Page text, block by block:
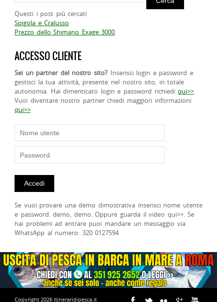
Questi i post più cercati
Spigola e Cralusso
Prezzo dello Shimano Exage 3000
ACCESSO CLIENTE
Sei un partner del nostro sito? Inserisci login e password e
gestisci la tua attività, presente nel nostro sito, in totale
autonomia. Hai dimenticato login e password richiediqui>>.
Vuoi diventare nostro partner chiedi maggiori informazioni
qui>>
Se vuoi provare una demo dimostrativa inserisci nome utente
e password: demo, demo. Oppure guarda il video qui>>. Se
hai problemi ad entrare puoi mandare un messaggio via
WhatsApp al numero: 320 0127594
Copyright 2026 Itineraridipesca.it